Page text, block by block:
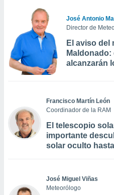
José Antonio
Director de
El aviso del
alcanzarán
Francisco Martín León
Coordinador de la RAM
El telescopio
importante
solar oculto
José Miguel Viñas
Meteorólogo